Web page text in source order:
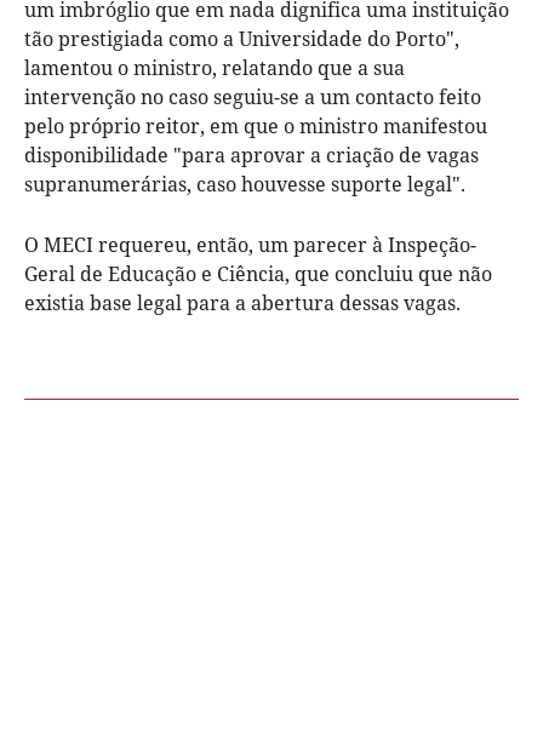
um imbróglio que em nada dignifica uma instituição
tão prestigiada como a Universidade do Porto",
lamentou o ministro, relatando que a sua
intervenção no caso seguiu-se a um contacto feito
pelo próprio reitor, em que o ministro manifestou
disponibilidade "para aprovar a criação de vagas
supranumerárias, caso houvesse suporte legal".
O MECI requereu, então, um parecer à Inspeção-
Geral de Educação e Ciência, que concluiu que não
existia base legal para a abertura dessas vagas.